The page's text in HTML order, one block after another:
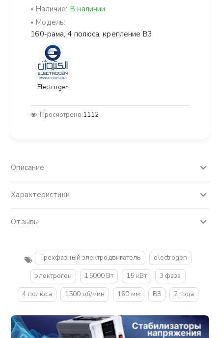
Наличие: В наличии
Модель:
160-рама, 4 полюса, крепление B3
Electrogen
Просмотрено:1112
Описание
Характеристики
Отзывы
Трехфазный электродвигатель
electrogen
электроген
15000 Вт 15 кВт
3 фаза
4 полюса
1500 об/мин 160 мм B3 2 года